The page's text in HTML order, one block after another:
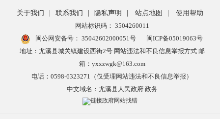
关于我们 联系我们 隐私声明 站点地图
使用帮助
网站标识码： 3504260011
闽公网安备号： 35042602000051号
闽ICP备05019063号
地址：尤溪县城关镇建设西街2号 网站违法和不良信息举报方式 邮
箱：yxxzwgk@163.com
电话：0598-6323271（仅受理网站违法和不良信息举报）
中文域名：尤溪县人民政府.政务